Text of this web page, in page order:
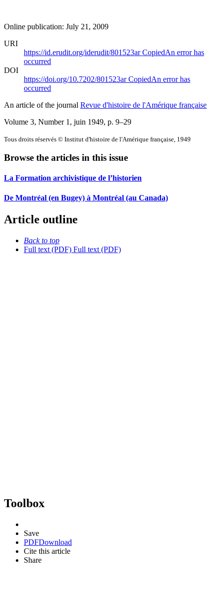
Online publication: July 21, 2009
URI
https://id.erudit.org/iderudit/801523arCopiedAn error has
occurred
DOI
https://doi.org/10.7202/801523arCopiedAn error has
occurred
An article of the journal Revue d'histoire de l'Amérique française
Volume 3, Number 1, juin 1949, p. 9–29
Tous droits réservés © Institut d'histoire de l'Amérique française, 1949
Browse the articles in this issue
La Formation archivistique de l’historien
De Montréal (en Bugey) à Montréal (au Canada)
Article outline
Back to top
Full text (PDF) Full text (PDF)
Toolbox
Save
PDFDownload
Cite this article
Share